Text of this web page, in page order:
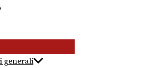
generali